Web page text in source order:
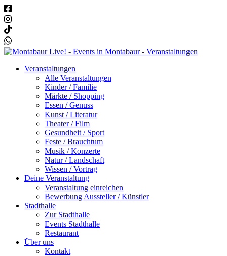
Veranstaltungen
Alle Veranstaltungen
Kinder / Familie
Märkte / Shopping
Essen / Genuss
Kunst / Literatur
Theater / Film
Gesundheit / Sport
Feste / Brauchtum
Musik / Konzerte
Natur / Landschaft
Wissen / Vortrag
Deine Veranstaltung
Veranstaltung einreichen
Bewerbung Aussteller / Künstler
Stadthalle
Zur Stadthalle
Events Stadthalle
Restaurant
Über uns
Kontakt